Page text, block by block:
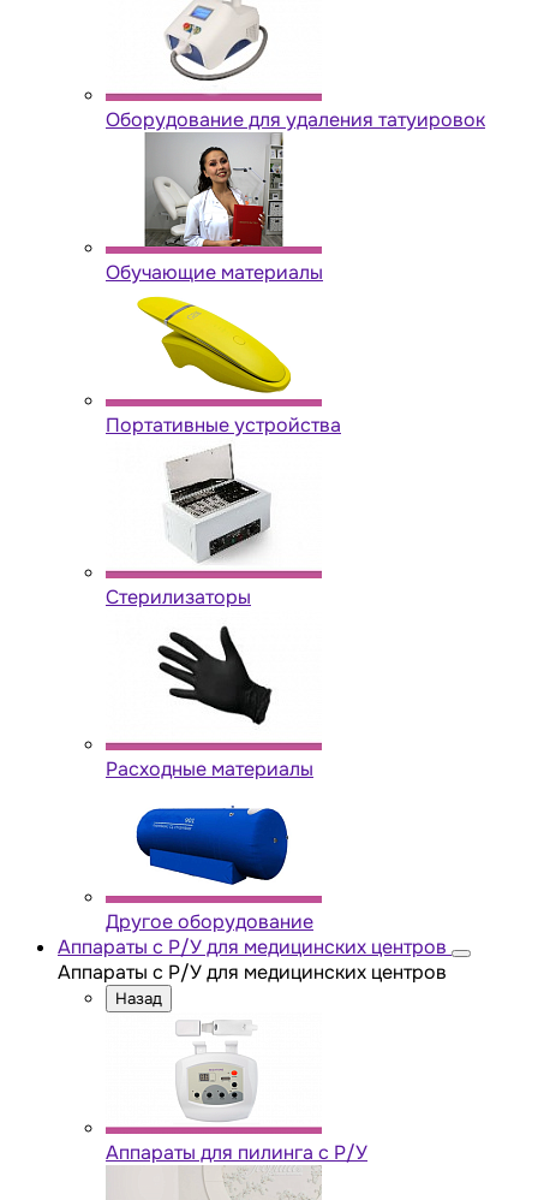
Оборудование для удаления татуировок
Обучающие материалы
Портативные устройства
Стерилизаторы
Расходные материалы
Другое оборудование
Аппараты с Р/У для медицинских центров
Аппараты с Р/У для медицинских центров
Назад
Аппараты для пилинга с Р/У